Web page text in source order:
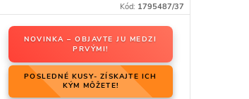
Kód: 1795487/37
NOVINKA – OBJAVTE JU MEDZI
PRVÝMI!
POSLEDNÉ KUSY- ZÍSKAJTE ICH
KÝM MÔŽETE!